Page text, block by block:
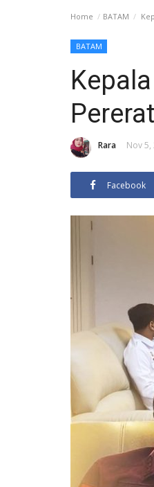
Home BATAM
BATAM
Rara Nov 5,
Facebook